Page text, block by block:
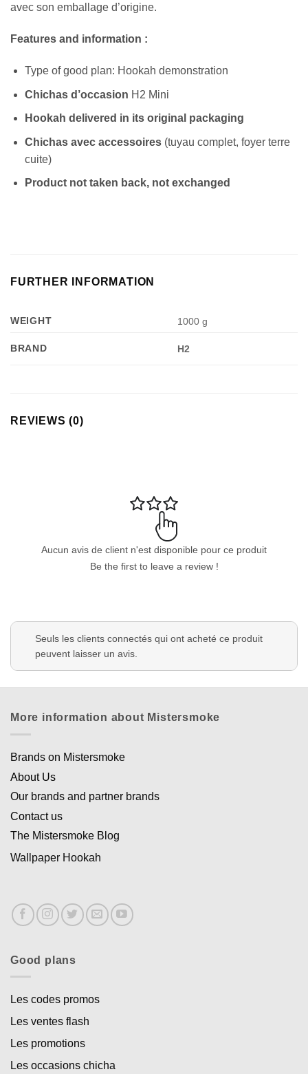
avec son emballage d’origine.
Features and information :
Type of good plan: Hookah demonstration
Chichas d’occasion H2 Mini
Hookah delivered in its original packaging
Chichas avec accessoires(tuyau complet, foyer terre
cuite)
Product not taken back, not exchanged
FURTHER INFORMATION
WEIGHT 1000 g
BRAND H2
REVIEWS (0)
Aucun avis de client n'est disponible pour ce produit
Be the first to leave a review !
Seuls les clients connectés qui ont acheté ce produit
peuvent laisser un avis.
More information about Mistersmoke
Brands on Mistersmoke
About Us
Our brands and partner brands
Contact us
The Mistersmoke Blog
Wallpaper Hookah
Good plans
Les codes promos
Les ventes flash
Les promotions
Les occasions chicha
Appliquer les filtres